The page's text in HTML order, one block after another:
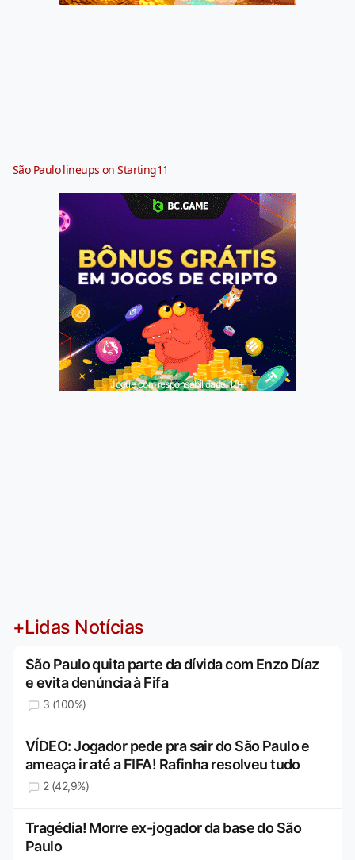
São Paulo lineups on Starting11
Jogue com responsabilidade. 18+
+Lidas Notícias
São Paulo quita parte da dívida com Enzo Díaz
e evita denúncia à Fifa
3 (100%)
VÍDEO: Jogador pede pra sair do São Paulo e
ameaça ir até a FIFA! Rafinha resolveu tudo
2 (42,9%)
Tragédia! Morre ex-jogador da base do São
Paulo